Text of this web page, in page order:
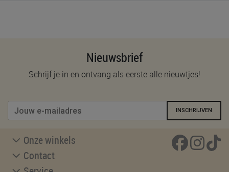
Nieuwsbrief
Schrijf je in en ontvang als eerste alle nieuwtjes!
INSCHRIJVEN
Onze winkels
Contact